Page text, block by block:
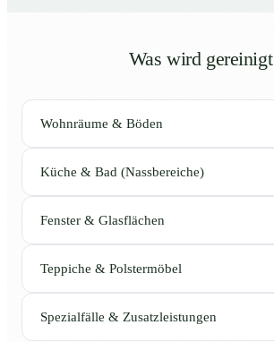
Was wird gereinigt
Wohnräume & Böden
Küche & Bad (Nassbereiche)
Fenster & Glasflächen
Teppiche & Polstermöbel
Spezialfälle & Zusatzleistungen